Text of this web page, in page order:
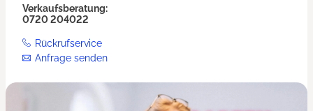
Verkaufsberatung:
0720 204022
Rückrufservice
Anfrage senden